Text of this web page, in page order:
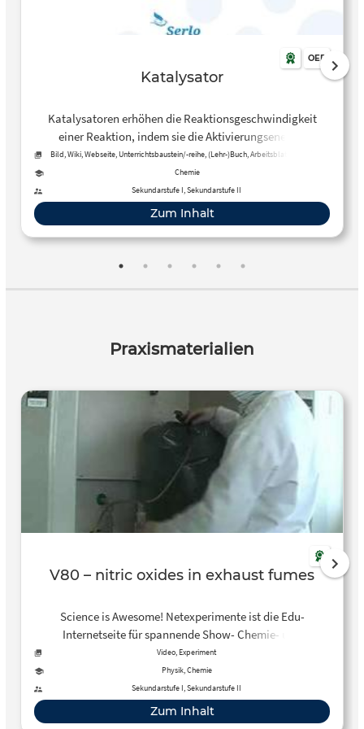
OER
Katalysator
Katalysatoren erhöhen die Reaktionsgeschwindigkeit
einer Reaktion, indem sie die Aktivierungsenergie
heruntersetzen. Katalysatoren werden selber dabei nicht
verbraucht, können also immer wieder eingesetzt werden.
Bild, Wiki, Webseite, Unterrichtsbaustein/-reihe, (Lehr-)Buch, Arbeitsblatt, Kreative,
Chemie
Sekundarstufe I, Sekundarstufe II
Zum Inhalt
Praxismaterialien
V80 – nitric oxides in exhaust fumes
Science is Awesome! Netexperimente ist die Edu-
Internetseite für spannende Show- Chemie- und
Physikexperimente mit hunderten Videos, Chemie
Experimenten, Physik Freihandversuchen und einer
riesigen Community an begeisterten
Naturwissenschaftlern.
[informations4sciencemultiplicators] Informationen,
Video, Experiment
Physik, Chemie
Sekundarstufe I, Sekundarstufe II
Zum Inhalt